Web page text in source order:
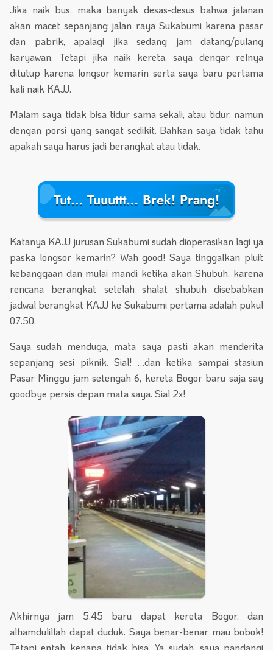
Jika naik bus, maka banyak desas-desus bahwa jalanan
akan macet sepanjang jalan raya Sukabumi karena pasar
dan pabrik, apalagi jika sedang jam datang/pulang
karyawan. Tetapi jika naik kereta, saya dengar relnya
ditutup karena longsor kemarin serta saya baru pertama
kali naik KAJJ.
Malam saya tidak bisa tidur sama sekali, atau tidur, namun
dengan porsi yang sangat sedikit. Bahkan saya tidak tahu
apakah saya harus jadi berangkat atau tidak.
Tut… Tuuuttt… Brek! Prang!
Katanya KAJJ jurusan Sukabumi sudah dioperasikan lagi ya
paska longsor kemarin? Wah good! Saya tinggalkan pluit
kebanggaan dan mulai mandi ketika akan Shubuh, karena
rencana berangkat setelah shalat shubuh disebabkan
jadwal berangkat KAJJ ke Sukabumi pertama adalah pukul
07.50.
Saya sudah menduga, mata saya pasti akan menderita
sepanjang sesi piknik. Sial! …dan ketika sampai stasiun
Pasar Minggu jam setengah 6, kereta Bogor baru saja say
goodbye persis depan mata saya. Sial 2x!
Akhirnya jam 5.45 baru dapat kereta Bogor, dan
alhamdulillah dapat duduk. Saya benar-benar mau bobok!
Tetapi entah kenapa tidak bisa. Ya sudah, saya pandangi